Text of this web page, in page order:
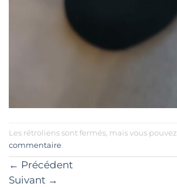
Les rétroliens sont fermés, mais vous pouvez
commentaire.
← Précédent
Suivant →